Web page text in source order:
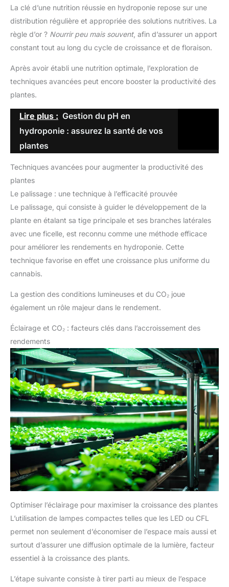
La clé d’une nutrition réussie en hydroponie repose sur une
distribution régulière et appropriée des solutions nutritives. La
règle d’or ? Nourrir peu mais souvent, afin d’assurer un apport
constant tout au long du cycle de croissance et de floraison.
Après avoir établi une nutrition optimale, l’exploration de
techniques avancées peut encore booster la productivité des
plantes.
Lire plus : Gestion du pH en
hydroponie : assurez la santé de vos
plantes
Techniques avancées pour augmenter la productivité des
plantes
Le palissage : une technique à l’efficacité prouvée
Le palissage, qui consiste à guider le développement de la
plante en étalant sa tige principale et ses branches latérales
avec une ficelle, est reconnu comme une méthode efficace
pour améliorer les rendements en hydroponie. Cette
technique favorise en effet une croissance plus uniforme du
cannabis.
La gestion des conditions lumineuses et du CO₂ joue
également un rôle majeur dans le rendement.
Éclairage et CO₂ : facteurs clés dans l’accroissement des
rendements
Optimiser l’éclairage pour maximiser la croissance des plantes
L’utilisation de lampes compactes telles que les LED ou CFL
permet non seulement d’économiser de l’espace mais aussi et
surtout d’assurer une diffusion optimale de la lumière, facteur
essentiel à la croissance des plants.
L’étape suivante consiste à tirer parti au mieux de l’espace